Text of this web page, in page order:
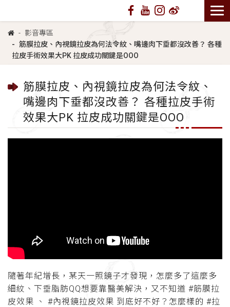
影音專區
筋膜拉皮、內視鏡拉皮為何法令紋、嘴邊肉下垂都沒改善？ 各種
拉皮手術效果大PK 拉皮成功關鍵是OOO
筋膜拉皮、內視鏡拉皮為何法令紋、
嘴邊肉下垂都沒改善？ 各種拉皮手術
效果大PK 拉皮成功關鍵是OOO
隨著年紀增長，某天一照鏡子才發現，怎麼多了這麼多
細紋、下垂脂肪QQ想要靠醫美解決，又不知道 #筋膜拉
皮效果 、 #內視鏡拉皮效果 到底好不好？怎麼樣的 #拉